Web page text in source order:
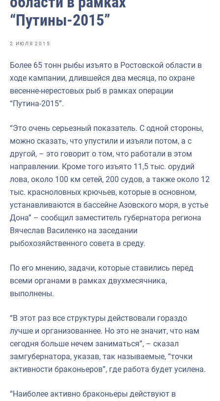
Отраслевые СМИ
Выставки и конференции
Научно-практическая литература
Рыбоохрана России
Отрасль в цифрах
Инфографика
События в России и мире
“Путины-2015”
2 ИЮЛЯ 2015
Более 65 тонн рыбы изъято в Ростовской области в
ходе кампании, длившейся два месяца, по охране
весенне-нерестовых рыб в рамках операции
“Путина-2015”.
“Это очень серьезный показатель. С одной стороны,
можно сказать, что упустили и изъяли потом, а с
другой, – это говорит о том, что работали в этом
направлении. Кроме того изъято 11,5 тыс. орудий
лова, около 100 км сетей, 200 судов, а также около 12
тыс. красноловных крючьев, которые в основном,
устанавливаются в бассейне Азовского моря, в устье
Дона” – сообщил заместитель губернатора региона
Вячеслав Василенко на заседании
рыбохозяйственного совета в среду.
По его мнению, задачи, которые ставились перед
всеми органами в рамках двухмесячника,
выполнены.
“В этот раз все структуры действовали гораздо
лучше и организованнее. Но это не значит, что нам
сегодня больше нечем заниматься”, – сказал
замгубернатора, указав, так называемые, “точки
активности браконьеров”, где работа будет усилена.
“Наиболее активно браконьеры действуют в